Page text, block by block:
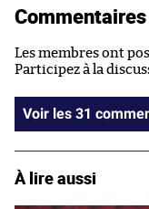
Commentaires
Les membres ont
Participez à la
Voir les 31
À lire aussi